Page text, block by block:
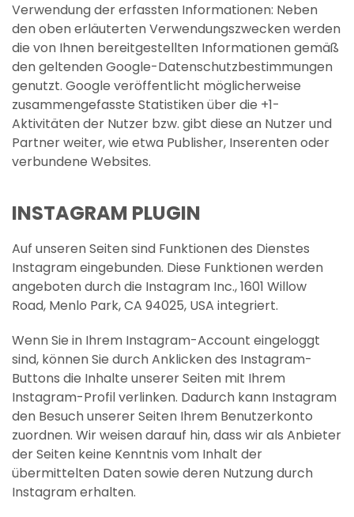
Verwendung der erfassten Informationen: Neben
den oben erläuterten Verwendungszwecken werden
die von Ihnen bereitgestellten Informationen gemäß
den geltenden Google-Datenschutzbestimmungen
genutzt. Google veröffentlicht möglicherweise
zusammengefasste Statistiken über die +1-
Aktivitäten der Nutzer bzw. gibt diese an Nutzer und
Partner weiter, wie etwa Publisher, Inserenten oder
verbundene Websites.
INSTAGRAM PLUGIN
Auf unseren Seiten sind Funktionen des Dienstes
Instagram eingebunden. Diese Funktionen werden
angeboten durch die Instagram Inc., 1601 Willow
Road, Menlo Park, CA 94025, USA integriert.
Wenn Sie in Ihrem Instagram-Account eingeloggt
sind, können Sie durch Anklicken des Instagram-
Buttons die Inhalte unserer Seiten mit Ihrem
Instagram-Profil verlinken. Dadurch kann Instagram
den Besuch unserer Seiten Ihrem Benutzerkonto
zuordnen. Wir weisen darauf hin, dass wir als Anbieter
der Seiten keine Kenntnis vom Inhalt der
übermittelten Daten sowie deren Nutzung durch
Instagram erhalten.